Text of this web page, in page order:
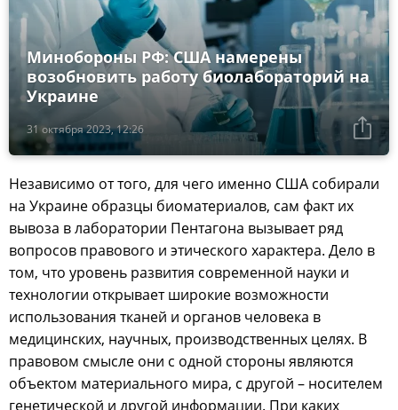
31 октября 2023, 12:26
Минобороны РФ: США намерены
возобновить работу биолабораторий на
Украине
Независимо от того, для чего именно США собирали
на Украине образцы биоматериалов, сам факт их
вывоза в лаборатории Пентагона вызывает ряд
вопросов правового и этического характера. Дело в
том, что уровень развития современной науки и
технологии открывает широкие возможности
использования тканей и органов человека в
медицинских, научных, производственных целях. В
правовом смысле они с одной стороны являются
объектом материального мира, с другой – носителем
генетической и другой информации. При каких